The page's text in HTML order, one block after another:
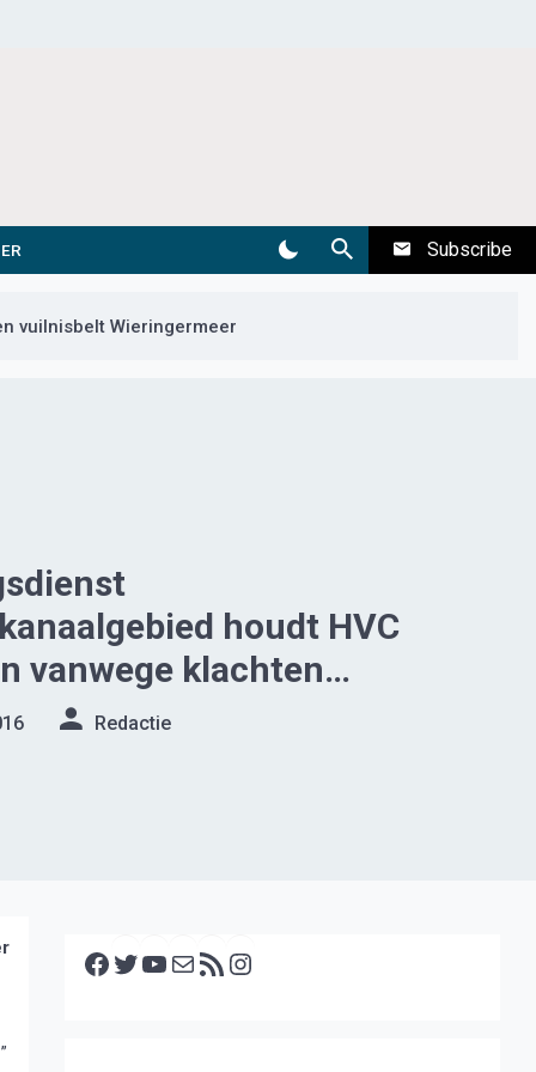
Subscribe
vuilnisbelt Wieringermeer
houdt HVC
vanwege klachten
Redactie
”
Facebook Twitter YouTube E-mail RSS feed